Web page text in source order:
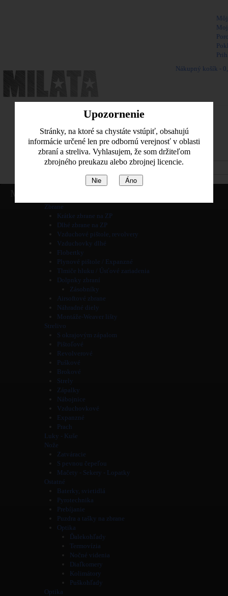
Upozornenie
Stránky, na ktoré sa chystáte vstúpiť, obsahujú
informácie určené len pre odbornú verejnosť v oblasti
zbraní a streliva. Vyhlasujem, že som držiteľom
zbrojného preukazu alebo zbrojnej licencie.
Nie Áno
Nákupný košík -
Pozrieť košik
Zbrane
Krátke zbrane na ZP
Dlhé zbrane na ZP
Vzduchové pištole, revolvery
Vzduchovky dlhé
Flobertky
Plynové pištole / Expanzné
Tlmiče hluku / Úsťové zariadenia
Dolpnky zbraní
Zásobníky
Airsoftové zbrane
Náhradné diely
Montáže-Weaver lišty
Strelivo
S okrajovým zápalom
Pištoľové
Revolverové
Puškové
Brokové
Strely
Zápalky
Nábojnice
Vzduchovkové
Expanzné
Prach
Luky - Kuše
Nože
Zatváracie
S pevnou čepeľou
Mačety - Sekery - Lopatky
Ostatné
Baterky, svietidlá
Pyrotechnika
Prebíjanie
Puzdra a tašky na zbrane
Optika
Ďalekohľady
Termovízia
Nočné videnia
Diaľkomery
Kolimátory
Puškohľady
Optika